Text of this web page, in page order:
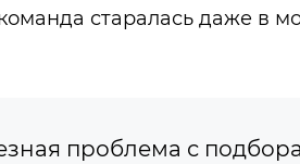
старалась даже в
проблема с